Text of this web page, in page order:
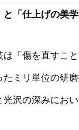
と「仕上げの美
は「傷を直すこ
たミリ単位の研
沢の深みにお